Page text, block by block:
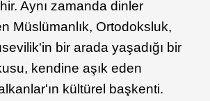
Aynı zamanda dinler
Müslümanlık, Ortodoksluk,
bir arada yaşadığı bir
kendine aşık eden
kültürel başkenti.